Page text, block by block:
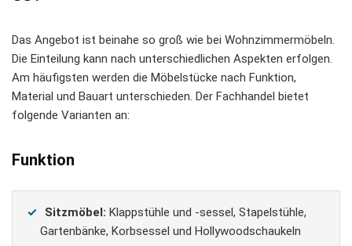
Das Angebot ist beinahe so groß wie bei Wohnzimmermöbeln.
Die Einteilung kann nach unterschiedlichen Aspekten erfolgen.
Am häufigsten werden die Möbelstücke nach Funktion,
Material und Bauart unterschieden. Der Fachhandel bietet
folgende Varianten an:
Funktion
Sitzmöbel: Klappstühle und -sessel, Stapelstühle,
Gartenbänke, Korbsessel und Hollywoodschaukeln